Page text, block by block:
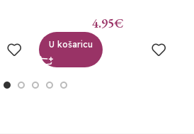
4.95€
U košaricu